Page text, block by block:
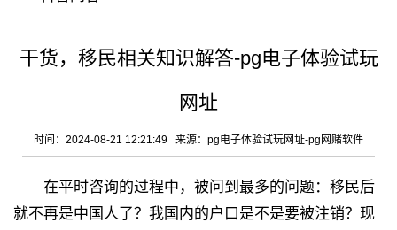
干货，移民相关知识解答-pg电子体验试玩
网址
时间：2024-08-21 12:21:49 来源： pg电子体验试玩网址-pg网赌软件
在平时咨询的过程中，被问到最多的问题：移民后
就不再是中国人了？我国内的户口是不是要被注销？现